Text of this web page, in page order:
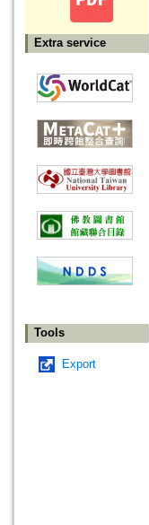
Extra service
Tools
Export